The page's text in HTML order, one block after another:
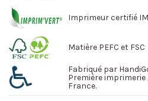
Imprimeur certifié
Matière PEFC et FSC
Fabriqué par
Première
France.